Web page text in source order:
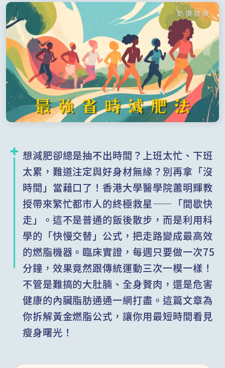
想減肥卻總是抽不出時間？上班太忙、下班
太累，難道注定與好身材無緣？別再拿「沒
時間」當藉口了！香港大學醫學院蕭明輝教
授帶來繁忙都市人的終極救星——「間歇快
走」。這不是普通的飯後散步，而是利用科
學的「快慢交替」公式，把走路變成最高效
的燃脂機器。臨床實證，每週只要做一次75
分鐘，效果竟然跟傳統運動三次一模一樣！
不管是難搞的大肚腩、全身贅肉，還是危害
健康的內臟脂肪通通一網打盡。這篇文章為
你拆解黃金燃脂公式，讓你用最短時間看見
瘦身曙光！